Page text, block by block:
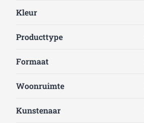
Kleur
Producttype
Formaat
Woonruimte
Kunstenaar